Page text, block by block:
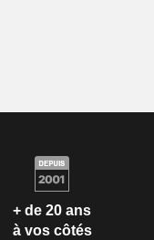
+ de 20 ans
à vos côtés